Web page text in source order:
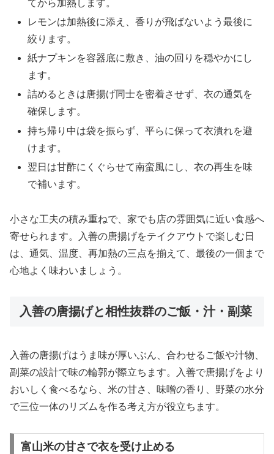
てから加熱します。
レモンは加熱後に添え、香りが飛ばないよう最後に
絞ります。
紙ナプキンを容器底に敷き、油の回りを穏やかにし
ます。
詰めるときは唐揚げ同士を密着させず、衣の通気を
確保します。
持ち帰り中は袋を振らず、平らに保って衣潰れを避
けます。
翌日は甘酢にくぐらせて南蛮風にし、衣の再生を味
で補います。
小さな工夫の積み重ねで、家でも店の雰囲気に近い食感へ
寄せられます。入善の唐揚げをテイクアウトで楽しむ日
は、通気、温度、再加熱の三点を揃えて、最後の一個まで
心地よく味わいましょう。
入善の唐揚げと相性抜群のご飯・汁・副菜
入善の唐揚げはうま味が厚いぶん、合わせるご飯や汁物、
副菜の設計で味の輪郭が際立ちます。入善で唐揚げをより
おいしく食べるなら、米の甘さ、味噌の香り、野菜の水分
で三位一体のリズムを作る考え方が役立ちます。
富山米の甘さで衣を受け止める